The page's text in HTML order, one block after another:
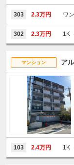
303 2.3万円 ワ
302 2.3万円 1K
マンション ア
103 2.4万円 1K